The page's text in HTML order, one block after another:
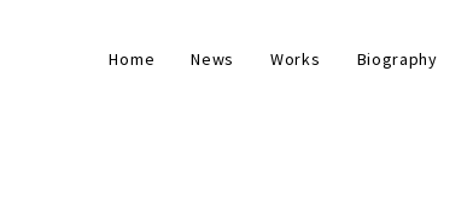
Home News Works Biography